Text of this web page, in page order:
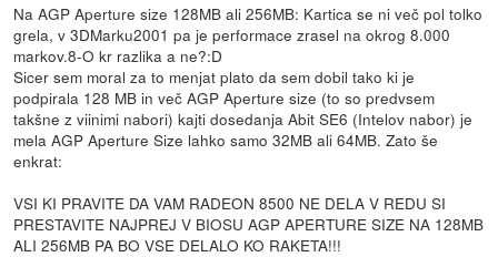
Na AGP Aperture size 128MB ali 256MB: Kartica se ni več pol tolko
grela, v 3DMarku2001 pa je performace zrasel na okrog 8.000
markov.8-O kr razlika a ne?:D
Sicer sem moral za to menjat plato da sem dobil tako ki je
podpirala 128 MB in več AGP Aperture size (to so predvsem
takšne z viinimi nabori) kajti dosedanja Abit SE6 (Intelov nabor) je
mela AGP Aperture Size lahko samo 32MB ali 64MB. Zato še
enkrat:
VSI KI PRAVITE DA VAM RADEON 8500 NE DELA V REDU SI
PRESTAVITE NAJPREJ V BIOSU AGP APERTURE SIZE NA 128MB
ALI 256MB PA BO VSE DELALO KO RAKETA!!!